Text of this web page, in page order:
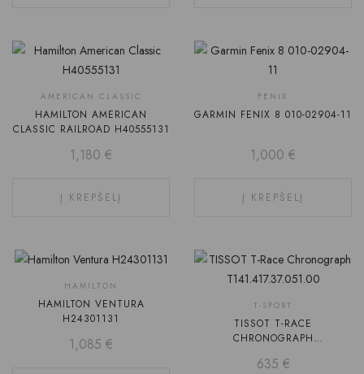
AMERICAN CLASSIC
HAMILTON AMERICAN
CLASSIC RAILROAD H40555131
1,180 €
Į KREPŠELĮ
FENIX
GARMIN FENIX 8 010-02904-11
1,000 €
Į KREPŠELĮ
HAMILTON
HAMILTON VENTURA
H24301131
1,085 €
T-SPORT
TISSOT T-RACE
CHRONOGRAPH
635 €